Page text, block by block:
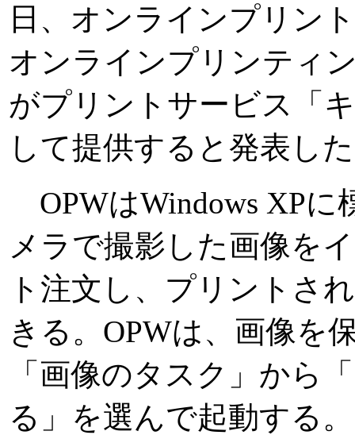
日、オンラインプリン
オンラインプリンティ
がプリントサービス「
して提供すると発表し
OPWはWindows XPに
メラで撮影した画像を
ト注文し、プリントさ
きる。OPWは、画像を
「画像のタスク」から
る」を選んで起動する。